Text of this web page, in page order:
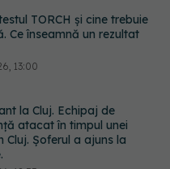
la Cluj. Echipaj de
atacat în timpul unei
Cluj. Șoferul a ajuns la
să numărăm caloriile ca
Ce se schimbă în era
GLP-1